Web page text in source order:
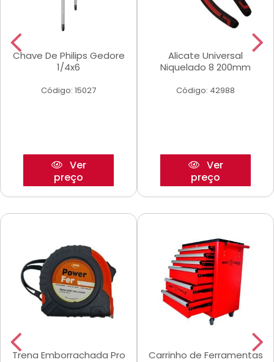
Chave De Philips Gedore
1/4x6
Código: 15027
Ver
preço
Alicate Universal
Niquelado 8 200mm
Código: 42988
Ver
preço
Trena Emborrachada Pro
Carrinho de Ferramentas